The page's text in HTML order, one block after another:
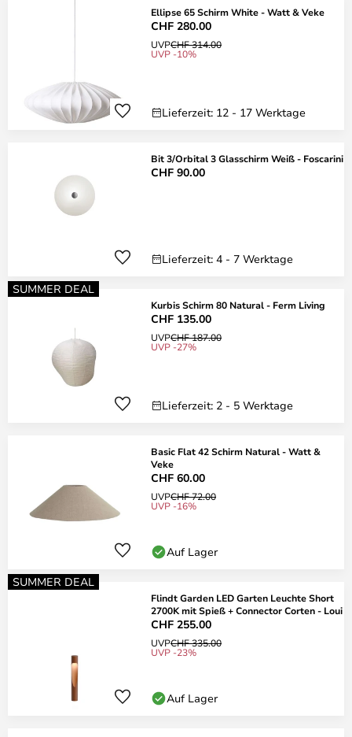
Ellipse 65 Schirm White - Watt & Veke
CHF 280.00
UVPCHF 314.00
UVP -10%
Lieferzeit: 12 - 17 Werktage
Bit 3/Orbital 3 Glasschirm Weiß - Foscarini
CHF 90.00
Lieferzeit: 4 - 7 Werktage
SUMMER DEAL
Kurbis Schirm 80 Natural - Ferm Living
CHF 135.00
UVPCHF 187.00
UVP -27%
Lieferzeit: 2 - 5 Werktage
Basic Flat 42 Schirm Natural - Watt &
Veke
CHF 60.00
UVPCHF 72.00
UVP -16%
Auf Lager
SUMMER DEAL
Flindt Garden LED Garten Leuchte Short
2700K mit Spieß + Connector Corten - Loui
CHF 255.00
UVPCHF 335.00
UVP -23%
Auf Lager